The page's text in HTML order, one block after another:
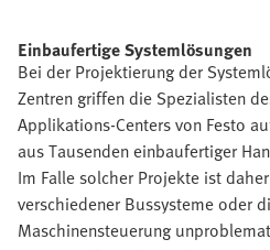
Einbaufertige Systemlösungen
Bei der Projektierung der
Zentren griffen die Spezialisten
Applikations-Centers von Festo
aus Tausenden einbaufertiger
Im Falle solcher Projekte ist
verschiedener Bussysteme oder
Maschinensteuerung